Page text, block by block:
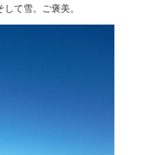
て雪。ご褒美。